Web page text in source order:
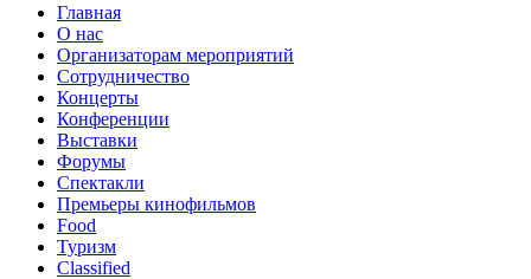
Главная
О нас
Организаторам мероприятий
Сотрудничество
Концерты
Конференции
Выставки
Форумы
Спектакли
Премьеры кинофильмов
Food
Туризм
Сlassified